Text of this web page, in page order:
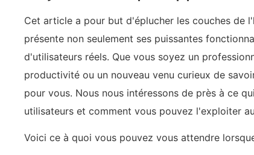
Cet article a pour but d'éplucher les couches de
présente non seulement ses puissantes
d'utilisateurs réels. Que vous soyez un
productivité ou un nouveau venu curieux de
pour vous. Nous nous intéressons de près à ce
utilisateurs et comment vous pouvez l'exploiter
Voici ce à quoi vous pouvez vous attendre